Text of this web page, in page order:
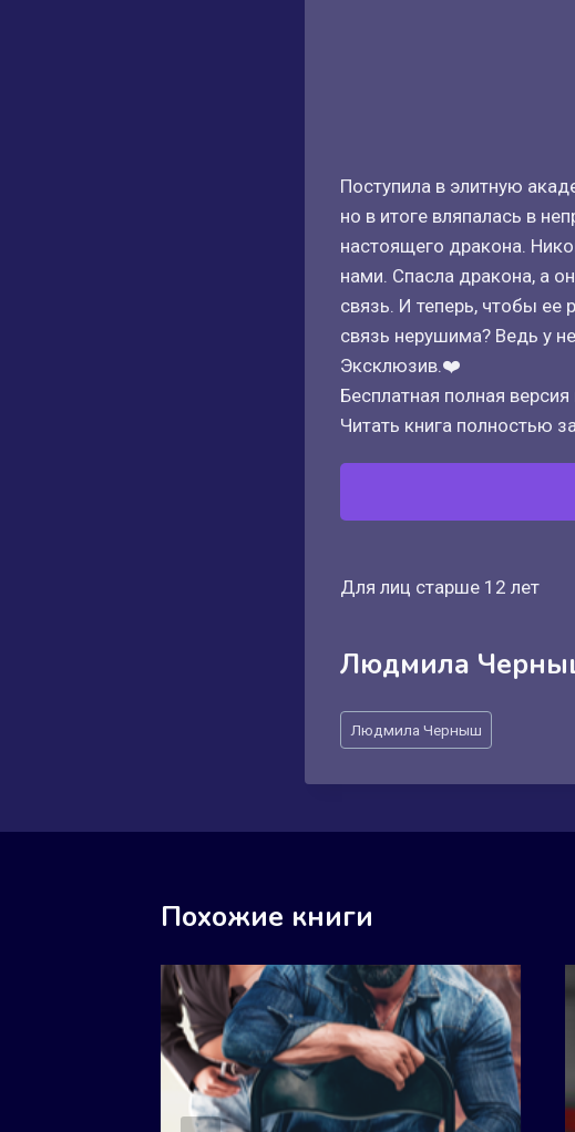
Поступила в элитную
но в итоге вляпалась в
настоящего дракона.
нами. Спасла дракона, а
связь. И теперь, чтобы ее
связь нерушима? Ведь у
Эксклюзив.❤️
Бесплатная полная версия
Читать книга полностью
Для лиц старше 12 лет
Людмила
Метки
записи:
Людмила Черныш
Похожие книги